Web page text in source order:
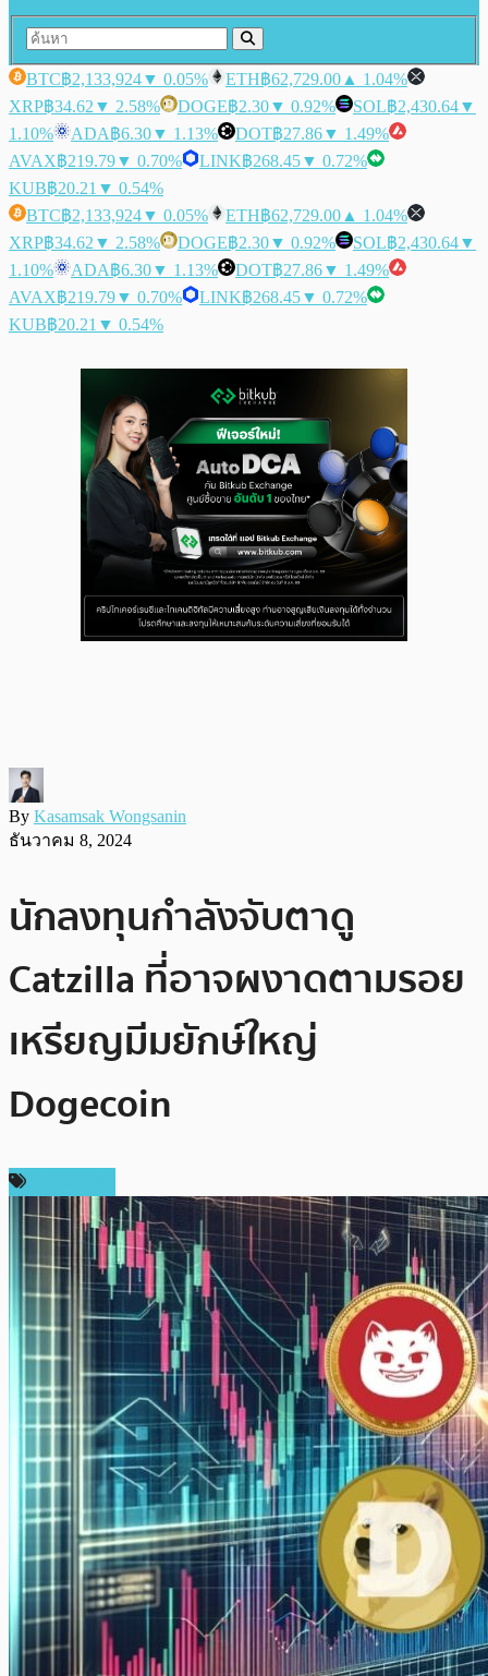
BTC฿2,133,924▼ 0.05% ETH฿62,729.00 ▲ 1.04%
XRP฿34.62 ▼ 2.58% DOGE฿2.30▼ 0.92% SOL฿2,430.64▼
1.10%
ADA฿6.30▼ 1.13% DOT฿27.86▼ 1.49%
AVAX฿219.79▼ 0.70% LINK฿268.45▼ 0.72%
KUB฿20.21 ▼ 0.54%
BTC฿2,133,924▼ 0.05% ETH฿62,729.00 ▲ 1.04%
XRP฿34.62 ▼ 2.58% DOGE฿2.30▼ 0.92% SOL฿2,430.64▼
1.10%
ADA฿6.30▼ 1.13% DOT฿27.86▼ 1.49%
AVAX฿219.79▼ 0.70% LINK฿268.45▼ 0.72%
KUB฿20.21 ▼ 0.54%
By Kasamsak Wongsanin
ธันวาคม 8, 2024
นักลงทุนกำลังจับตาดู
Catzilla ที่อาจผงาดตามรอย
เหรียญมีมยักษ์ใหญ่
Dogecoin